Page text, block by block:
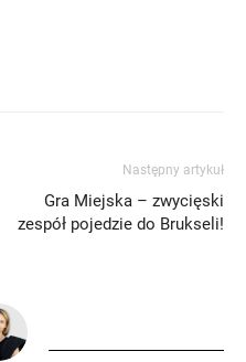
Następny artykuł
Gra Miejska – zwycięski
zespół pojedzie do Brukseli!